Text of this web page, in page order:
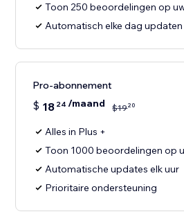
Toon 250 beoordelingen op
Automatisch elke dag updaten
Pro-abonnement
$ 18 24 /maand $1920
Alles in Plus +
Toon 1000 beoordelingen op
Automatische updates elk uur
Prioritaire ondersteuning